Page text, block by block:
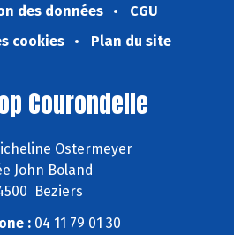
des données
CGU
cookies
Plan du site
Courondelle
Ostermeyer
John Boland
Beziers
:04 11 79 01 30